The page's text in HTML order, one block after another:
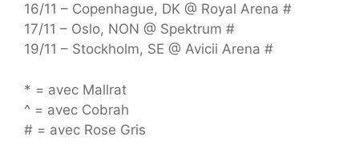
16/11 – Copenhague, DK @ Royal Arena #
17/11 – Oslo, NON @ Spektrum #
19/11 – Stockholm, SE @ Avicii Arena #
* = avec Mallrat
^ = avec Cobrah
# = avec Rose Gris